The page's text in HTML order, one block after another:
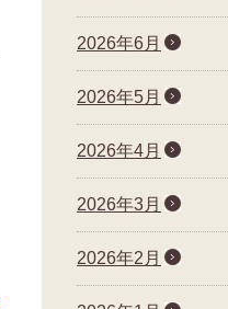
2026年6月
2026年5月
2026年4月
2026年3月
2026年2月